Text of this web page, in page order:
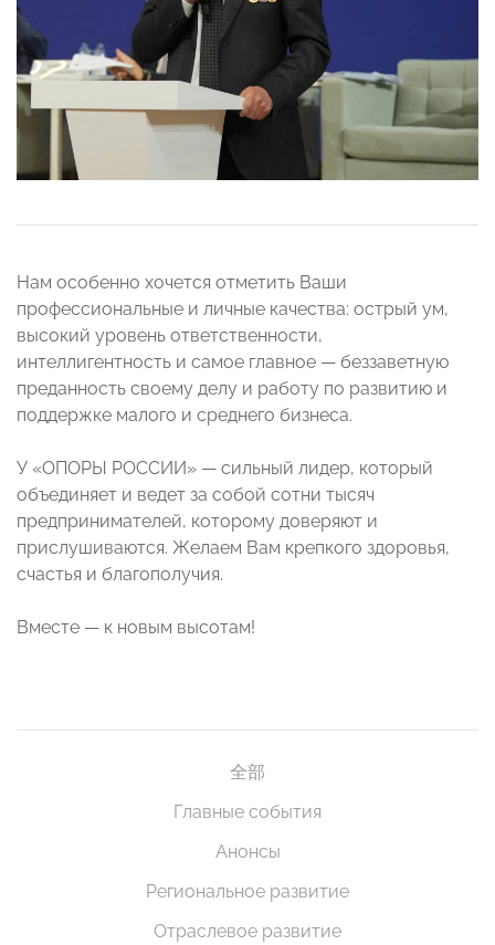
Нам особенно хочется отметить Ваши
профессиональные и личные качества: острый ум,
высокий уровень ответственности,
интеллигентность и самое главное — беззаветную
преданность своему делу и работу по развитию и
поддержке малого и среднего бизнеса.
У «ОПОРЫ РОССИИ» — сильный лидер, который
объединяет и ведет за собой сотни тысяч
предпринимателей, которому доверяют и
прислушиваются. Желаем Вам крепкого здоровья,
счастья и благополучия.
Вместе — к новым высотам!
全部
Главные события
Анонсы
Региональное развитие
Отраслевое развитие